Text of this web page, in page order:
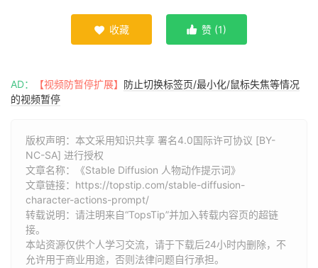
 收藏  赞 (1)
AD： 【视频防暂停扩展】 防止切换标签页/最小化/鼠标失焦等情况
的视频暂停
版权声明：本文采用知识共享 署名4.0国际许可协议 [BY-
NC-SA] 进行授权
文章名称：《Stable Diffusion 人物动作提示词》
文章链接： https://topstip.com/stable-diffusion-
character-actions-prompt/
转载说明：请注明来自“TopsTip”并加入转载内容页的超链
接。
本站资源仅供个人学习交流，请于下载后24小时内删除，不
允许用于商业用途，否则法律问题自行承担。